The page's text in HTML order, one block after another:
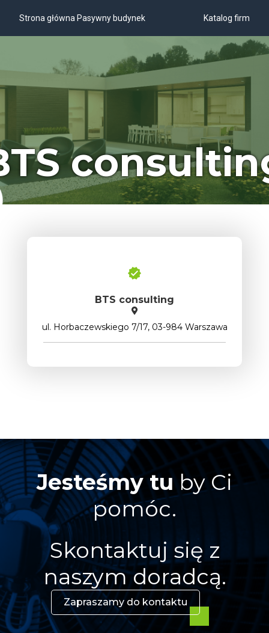
Strona główna Pasywny budynek Katalog firm
BTS consulting
ul. Horbaczewskiego 7/17, 03-984 Warszawa
Jesteśmy tu by Ci
pomóc.
Skontaktuj się z
naszym doradcą.
Zapraszamy do kontaktu